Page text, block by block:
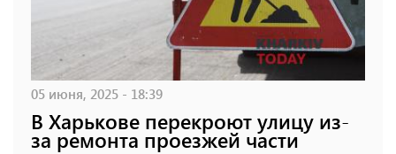
05 июня, 2025 - 18:39
В Харькове перекроют улицу из-
за ремонта проезжей части